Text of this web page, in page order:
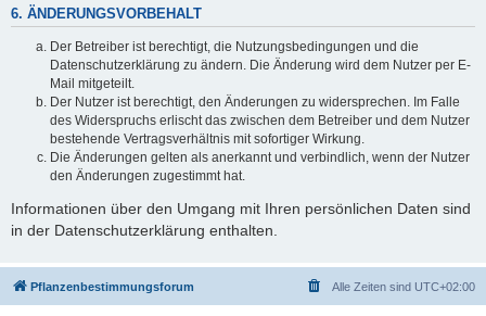
6. ÄNDERUNGSVORBEHALT
Der Betreiber ist berechtigt, die Nutzungsbedingungen und die
Datenschutzerklärung zu ändern. Die Änderung wird dem Nutzer per E-
Mail mitgeteilt.
Der Nutzer ist berechtigt, den Änderungen zu widersprechen. Im Falle
des Widerspruchs erlischt das zwischen dem Betreiber und dem Nutzer
bestehende Vertragsverhältnis mit sofortiger Wirkung.
Die Änderungen gelten als anerkannt und verbindlich, wenn der Nutzer
den Änderungen zugestimmt hat.
Informationen über den Umgang mit Ihren persönlichen Daten sind
in der Datenschutzerklärung enthalten.
Pflanzenbestimmungsforum Alle Zeiten sind UTC+02:00